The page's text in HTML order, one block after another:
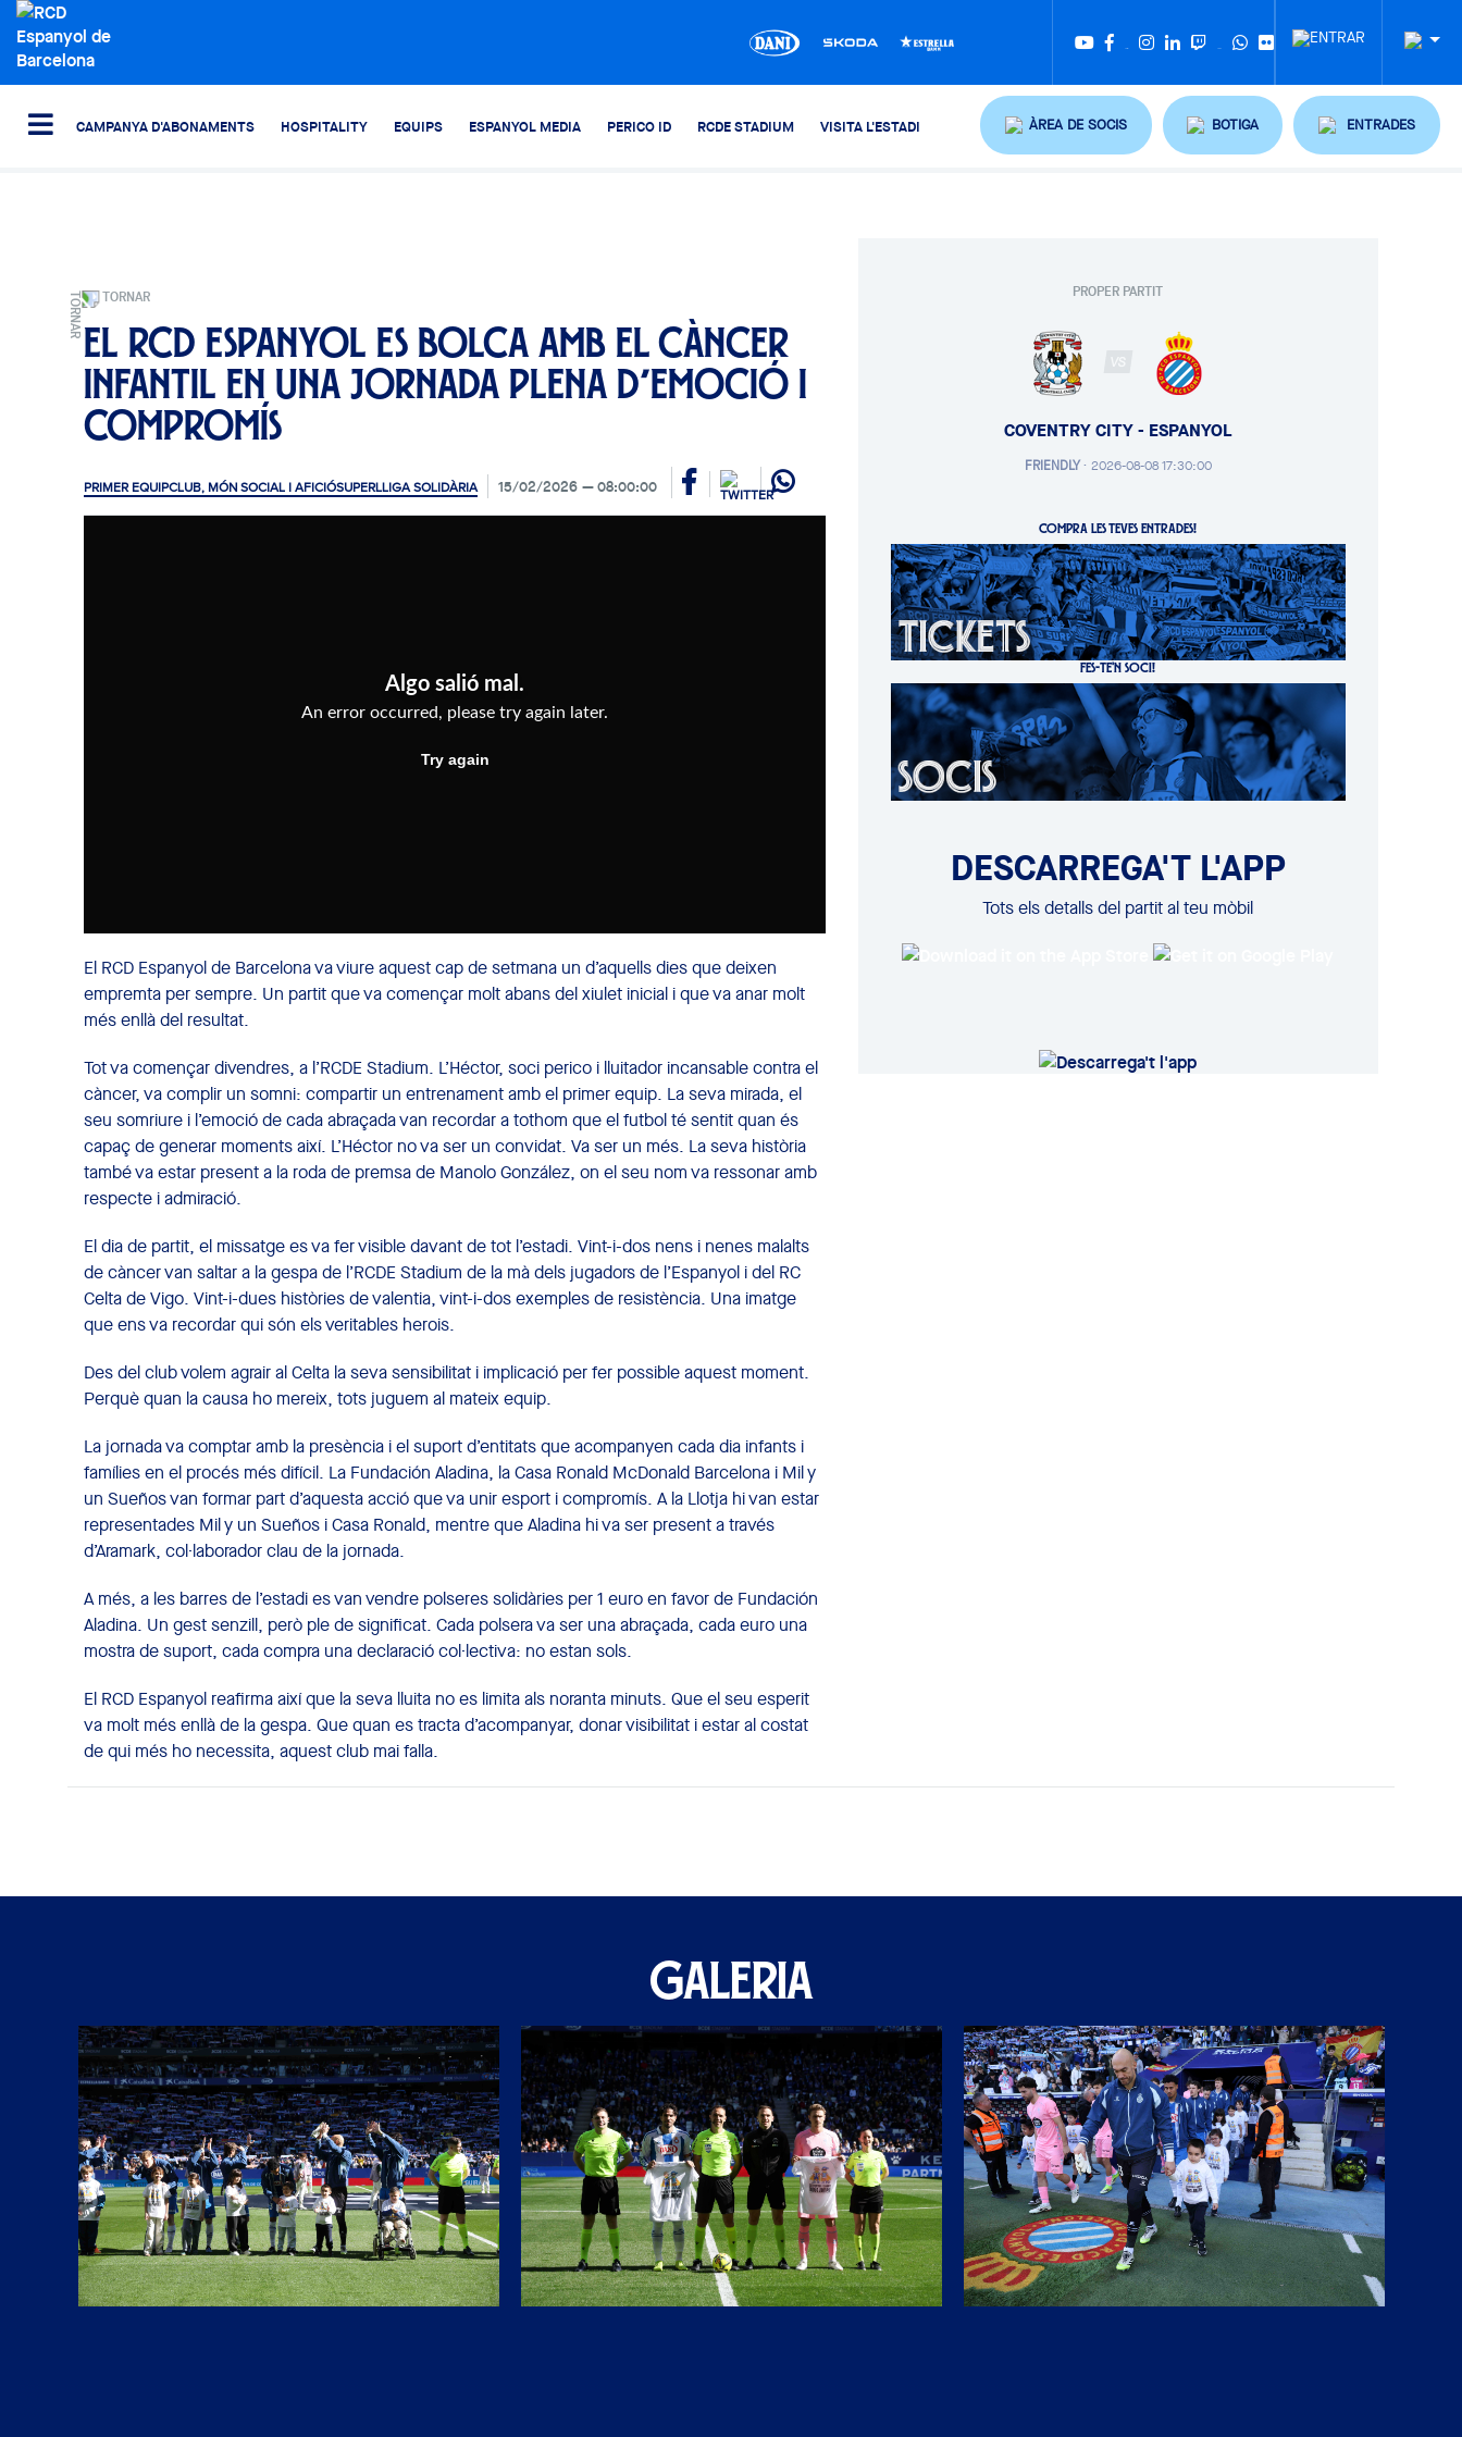
CAMPANYA D'ABONAMENTS HOSPITALITY EQUIPS ESPANYOL MEDIA PERICO ID RCDE STADIUM VISITA L'ESTADI ÀREA DE SOCIS BOTIGA ENTRADES
TORNAR
El RCD Espanyol es bolca amb el càncer
infantil en una jornada plena d’emoció i
compromís
PRIMER EQUIPCLUB, MÓN SOCIAL I AFICIÓSUPERLLIGA SOLIDÀRIA 15/02/2026 08:00:00
El RCD Espanyol de Barcelonava viure aquest cap de setmana un d’aquells dies que deixen
empremta per sempre. Un partit que va començar molt abans del xiulet inicial i que va anar molt
més enllà del resultat.
Tot va començar divendres, a l’RCDE Stadium. L’Héctor, soci perico i lluitador incansable contra el
càncer, va complir un somni: compartir un entrenament amb el primer equip. La seva mirada, el
seu somriure i l’emoció de cada abraçada van recordar a tothom que el futbol té sentit quan és
capaç de generar moments així. L’Héctor no va ser un convidat. Va ser un més. La seva història
també va estar present a la roda de premsa de Manolo González, on el seu nom va ressonar amb
respecte i admiració.
El dia de partit, el missatge es va fer visible davant de tot l’estadi. Vint-i-dos nens i nenes malalts
de càncer van saltar a la gespa de l’RCDE Stadium de la mà dels jugadors de l’Espanyol i del RC
Celta de Vigo. Vint-i-dues històries de valentia, vint-i-dos exemples de resistència. Una imatge
que ens va recordar qui són els veritables herois.
Des del club volem agrair al Celta la seva sensibilitat i implicació per fer possible aquest moment.
Perquè quan la causa ho mereix, tots juguem al mateix equip.
La jornada va comptar amb la presència i el suport d’entitats que acompanyen cada dia infants i
famílies en el procés més difícil. La Fundación Aladina, laCasa Ronald McDonald Barcelona i Mil y
un Sueñosvan formar part d’aquesta acció que va unir esport i compromís. A la Llotja hi van estar
representades Mil y un Sueños i Casa Ronald, mentre que Aladina hi va ser present a través
d’Aramark, col·laborador clau de la jornada.
A més, a les barres de l’estadi es van vendre polseres solidàries per 1 euro en favor de Fundación
Aladina. Un gest senzill, però ple de significat. Cada polsera va ser una abraçada, cada euro una
mostra de suport, cada compra una declaració col·lectiva: no estan sols.
El RCD Espanyol reafirma així que la seva lluita no es limita als noranta minuts. Que el seu esperit
va molt més enllà de la gespa. Que quan es tracta d’acompanyar, donar visibilitat i estar al costat
de qui més ho necessita, aquest club mai falla.
PROPER PARTIT
VS
COVENTRY CITY - ESPANYOL
FRIENDLY· 2026-08-08 17:30:00
COMPRA LES TEVES ENTRADES!
FES-TE'N SOCI!
DESCARREGA'T L'APP
Tots els detalls del partit al teu mòbil
GALERIA